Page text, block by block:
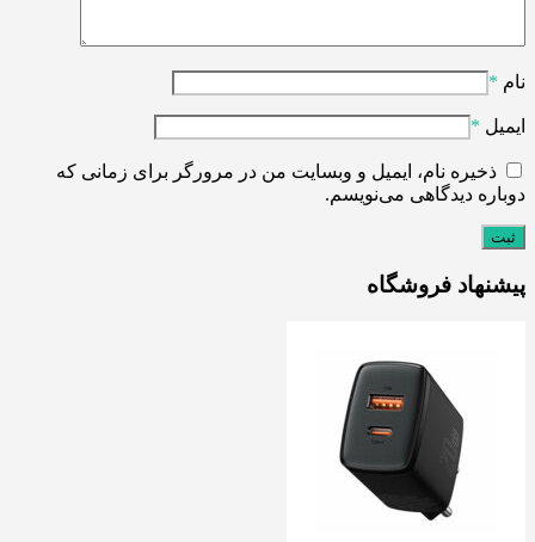
نام *
ایمیل *
ذخیره نام، ایمیل و وبسایت من در مرورگر برای زمانی که
دوباره دیدگاهی می‌نویسم.
پیشنهاد فروشگاه